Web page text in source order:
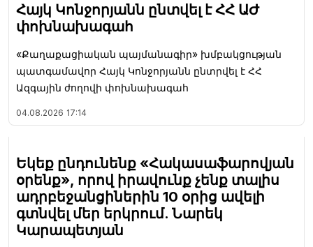
Հայկ Կոնջորյանն ընտվել է ՀՀ ԱԺ
փոխնախագահ
«Քաղաքացիական պայմանագիր» խմբակցության
պատգամավոր Հայկ Կոնջորյանն ընտրվել է ՀՀ
Ազգային ժողովի փոխնախագահ
04.08.2026 17:14
Եկեք ընդունենք «Հակասաֆարովյան
օրենք», որով իրավունք չենք տալիս
ադրբեջանցիներին 10 օրից ավելի
գտնվել մեր երկրում. Նարեկ
Կարապետյան